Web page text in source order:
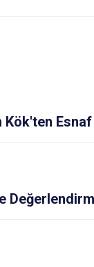
Kök'ten